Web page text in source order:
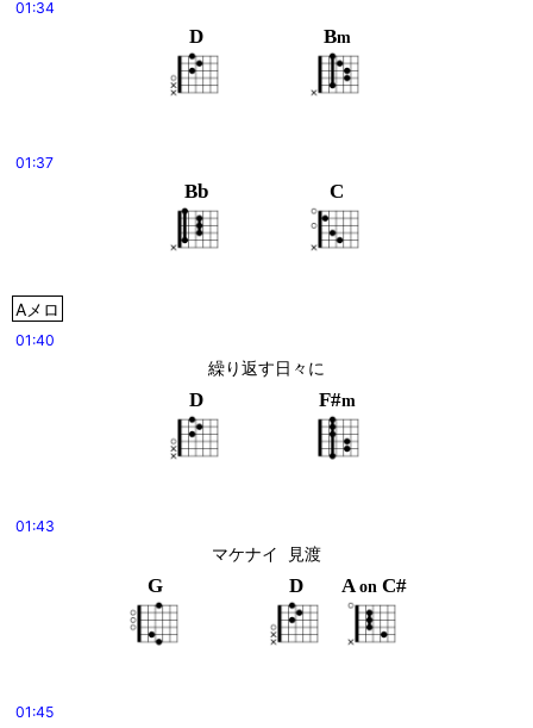
01:34
D Bm
01:37
Bb C
Aメロ
01:40
繰り返す日々に
D F#m
01:43
マケナイ  見渡
G D A on C#
01:45